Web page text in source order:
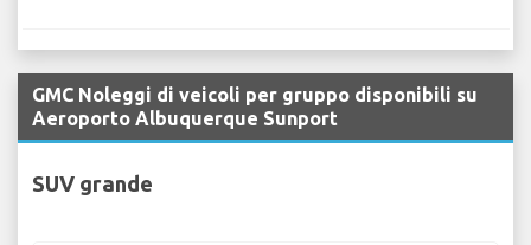
GMC Noleggi di veicoli per gruppo disponibili su
Aeroporto Albuquerque Sunport
SUV grande